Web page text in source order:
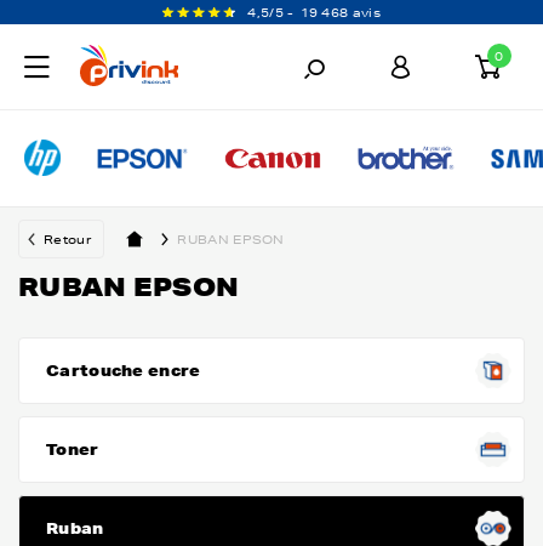
4,5/5 - 19 468 avis
0
Retour RUBAN EPSON
RUBAN EPSON
Cartouche encre
Toner
Ruban